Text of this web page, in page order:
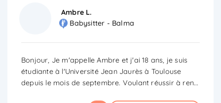
Ambre L.
Babysitter - Balma
Bonjour, Je m'appelle Ambre et j'ai 18 ans, je suis
étudiante à l'Université Jean Jaurès à Toulouse
depuis le mois de septembre. Voulant réussir à ren...